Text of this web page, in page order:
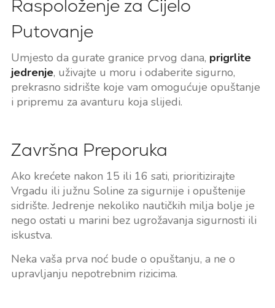
Raspoloženje za Cijelo
Putovanje
Umjesto da gurate granice prvog dana, prigrlite
jedrenje, uživajte u moru i odaberite sigurno,
prekrasno sidrište koje vam omogućuje opuštanje
i pripremu za avanturu koja slijedi.
Završna Preporuka
Ako krećete nakon 15 ili 16 sati, prioritizirajte
Vrgadu ili južnu Soline za sigurnije i opuštenije
sidrište. Jedrenje nekoliko nautičkih milja bolje je
nego ostati u marini bez ugrožavanja sigurnosti ili
iskustva.
Neka vaša prva noć bude o opuštanju, a ne o
upravljanju nepotrebnim rizicima.